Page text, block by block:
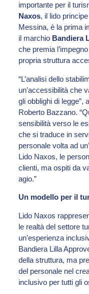
importante per il
Naxos, il lido
Messina, è la prima
il marchio Bandiera
che premia
propria struttura
“L’analisi dello
un’accessibilità che
gli obblighi di legge”,
Roberto Bazzano.
sensibilità verso le
che si traduce in
personale volta ad
Lido Naxos, le
clienti, ma ospiti da
agio.”
Un modello per il
Lido Naxos
le realtà del settore
un’esperienza
Bandiera Lilla
della struttura, ma
del personale nel
inclusivo per tutti gli